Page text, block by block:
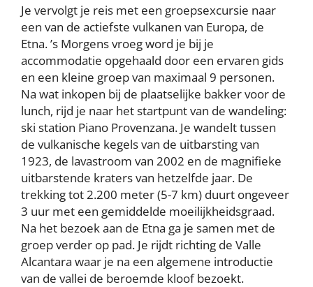
Je vervolgt je reis met een groepsexcursie naar
een van de actiefste vulkanen van Europa, de
Etna. ’s Morgens vroeg word je bij je
accommodatie opgehaald door een ervaren gids
en een kleine groep van maximaal 9 personen.
Na wat inkopen bij de plaatselijke bakker voor de
lunch, rijd je naar het startpunt van de wandeling:
ski station Piano Provenzana. Je wandelt tussen
de vulkanische kegels van de uitbarsting van
1923, de lavastroom van 2002 en de magnifieke
uitbarstende kraters van hetzelfde jaar. De
trekking tot 2.200 meter (5-7 km) duurt ongeveer
3 uur met een gemiddelde moeilijkheidsgraad.
Na het bezoek aan de Etna ga je samen met de
groep verder op pad. Je rijdt richting de Valle
Alcantara waar je na een algemene introductie
van de vallei de beroemde kloof bezoekt.